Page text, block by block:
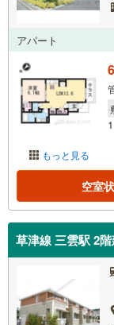
アパート
もっと見る
空室
草津線 三雲駅 2